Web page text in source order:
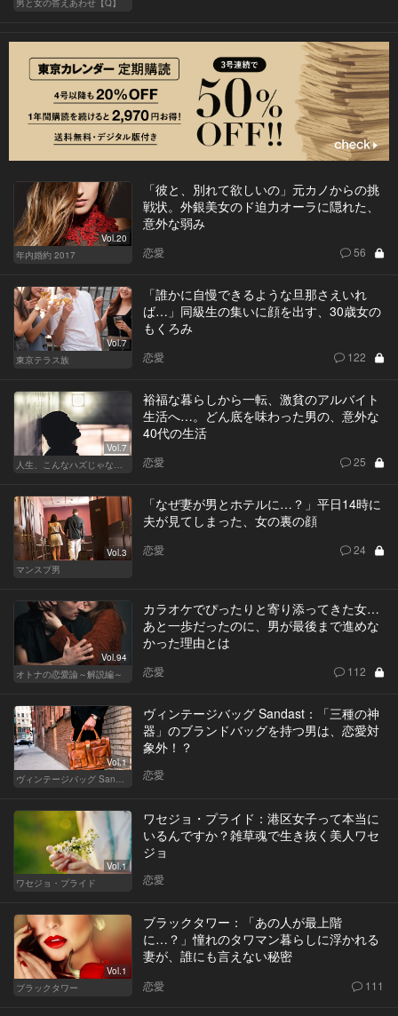
男と女の答えあわせ【Q】
Vol.20
年内婚約 2017
「彼と、別れて欲しいの」元カノからの挑
戦状。外銀美女のド迫力オーラに隠れた、
意外な弱み
恋愛 56
Vol.7
東京テラス族
「誰かに自慢できるような旦那さえいれ
ば…」同級生の集いに顔を出す、30歳女の
もくろみ
恋愛 122
Vol.7
人生、こんなハズじゃなかった。～ハイスペの憂鬱～
裕福な暮らしから一転、激貧のアルバイト
生活へ…。どん底を味わった男の、意外な
40代の生活
恋愛 25
Vol.3
マンスプ男
「なぜ妻が男とホテルに…？」平日14時に
夫が見てしまった、女の裏の顔
恋愛 24
Vol.94
オトナの恋愛論～解説編～
カラオケでぴったりと寄り添ってきた女…
あと一歩だったのに、男が最後まで進めな
かった理由とは
恋愛 112
Vol.1
ヴィンテージバッグ Sandast
ヴィンテージバッグ Sandast：「三種の神
器」のブランドバッグを持つ男は、恋愛対
象外！？
恋愛
Vol.1
ワセジョ・プライド
ワセジョ・プライド：港区女子って本当に
いるんですか？雑草魂で生き抜く美人ワセ
ジョ
恋愛
Vol.1
ブラックタワー
ブラックタワー：「あの人が最上階
に…？」憧れのタワマン暮らしに浮かれる
妻が、誰にも言えない秘密
恋愛 111